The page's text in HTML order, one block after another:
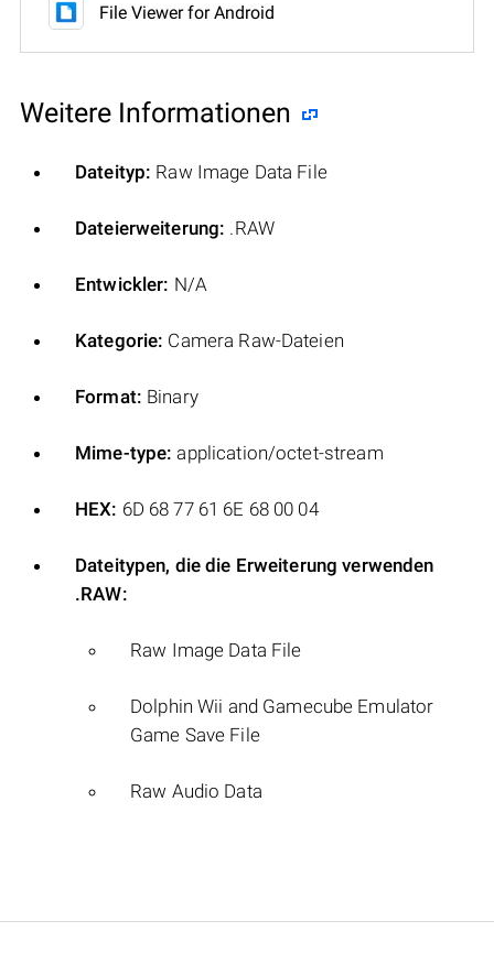
File Viewer for Android
Weitere Informationen
Dateityp: Raw Image Data File
Dateierweiterung: .RAW
Entwickler: N/A
Kategorie: Camera Raw-Dateien
Format: Binary
Mime-type: application/octet-stream
HEX: 6D 68 77 61 6E 68 00 04
Dateitypen, die die Erweiterung verwenden
.RAW:
Raw Image Data File
Dolphin Wii and Gamecube Emulator
Game Save File
Raw Audio Data